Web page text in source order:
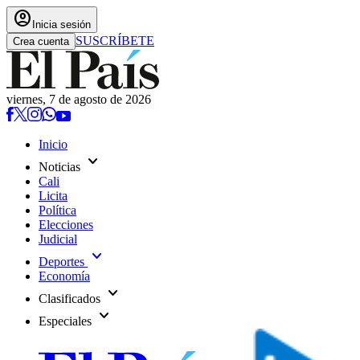
account_circle Inicia sesión
Crea cuenta SUSCRÍBETE
viernes, 7 de agosto de 2026
Inicio
Noticias expand_more
Cali
Licita
Política
Elecciones
Judicial
Deportes expand_more
Economía
Clasificados expand_more
Especiales expand_more